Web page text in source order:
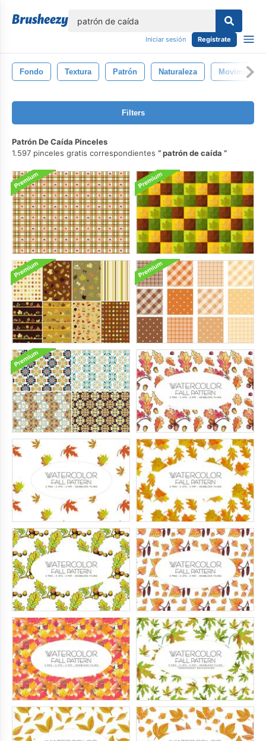
Iniciar sesión Regístrate
Fondo Textura Patrón Naturaleza Movimiento
Filters
Patrón De Caída Pinceles
1.597 pinceles gratis correspondientes
patrón de caída